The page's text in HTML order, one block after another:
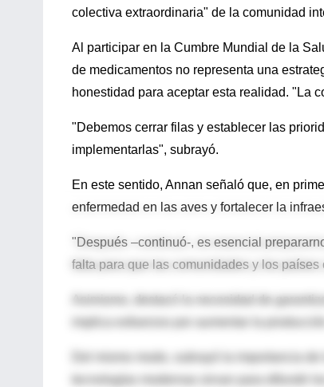
colectiva extraordinaria" de la comunidad
Al participar en la Cumbre Mundial de la
de medicamentos no representa una
honestidad para aceptar esta realidad. "La
"Debemos cerrar filas y establecer las
implementarlas", subrayó.
En este sentido, Annan señaló que, en
enfermedad en las aves y fortalecer la
"Después –continuó-, es esencial
falta para que las comunidades y los
Asimismo, destacó la necesidad de
Del mismo modo, subrayó la importancia
tecnologías modernas sirvan para difundir